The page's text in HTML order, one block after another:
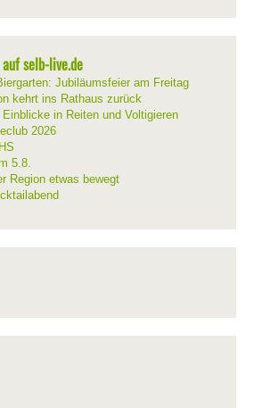
selb-live.de
Jubiläumsfeier am Freitag
kehrt ins Rathaus zurück
in Reiten und Voltigieren
2026
5.8.
Region etwas bewegt